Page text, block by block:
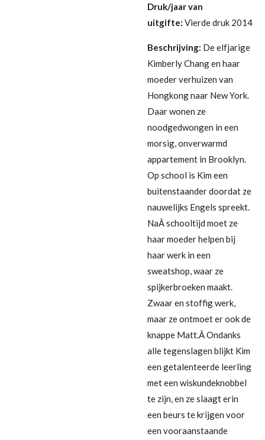
Druk/jaar van
uitgifte: Vierde druk 2014
Beschrijving: De elfjarige
Kimberly Chang en haar
moeder verhuizen van
Hongkong naar New York.
Daar wonen ze
noodgedwongen in een
morsig, onverwarmd
appartement in Brooklyn.
Op school is Kim een
buitenstaander doordat ze
nauwelijks Engels spreekt.
NaÂ schooltijd moet ze
haar moeder helpen bij
haar werk in een
sweatshop, waar ze
spijkerbroeken maakt.
Zwaar en stoffig werk,
maar ze ontmoet er ook de
knappe Matt.Â Ondanks
alle tegenslagen blijkt Kim
een getalenteerde leerling
met een wiskundeknobbel
te zijn, en ze slaagt erin
een beurs te krijgen voor
een vooraanstaande